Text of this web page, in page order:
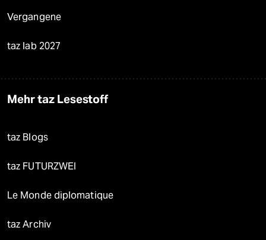
Vergangene
taz lab 2027
Mehr taz Lesestoff
taz Blogs
taz FUTURZWEI
Le Monde diplomatique
taz Archiv